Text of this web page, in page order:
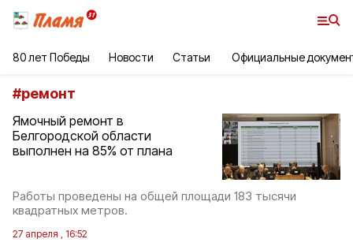
80 лет Победы Новости Статьи Официальные
#ремонт
Ямочный ремонт в
Белгородской области
выполнен на 85% от плана
Работы проведены на общей площади 183 тысячи
квадратных метров.
27 апреля , 16:52